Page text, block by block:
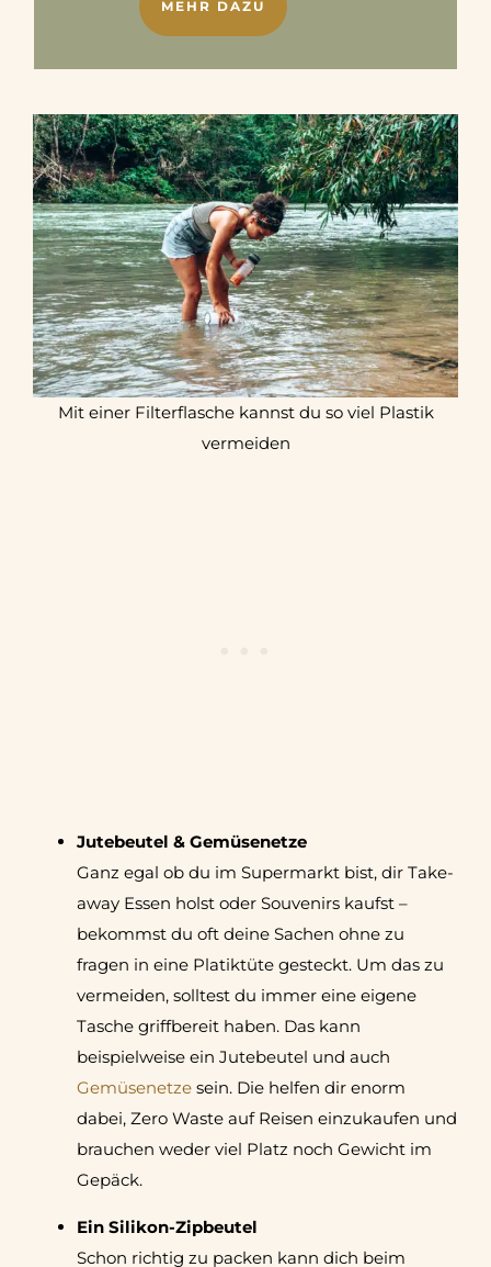
MEHR DAZU
Mit einer Filterflasche kannst du so viel Plastik
vermeiden
Jutebeutel & Gemüsenetze
Ganz egal ob du im Supermarkt bist, dir Take-
away Essen holst oder Souvenirs kaufst –
bekommst du oft deine Sachen ohne zu
fragen in eine Platiktüte gesteckt. Um das zu
vermeiden, solltest du immer eine eigene
Tasche griffbereit haben. Das kann
beispielweise ein Jutebeutel und auch
Gemüsenetzesein. Die helfen dir enorm
dabei, Zero Waste auf Reisen einzukaufen und
brauchen weder viel Platz noch Gewicht im
Gepäck.
Ein Silikon-Zipbeutel
Schon richtig zu packen kann dich beim